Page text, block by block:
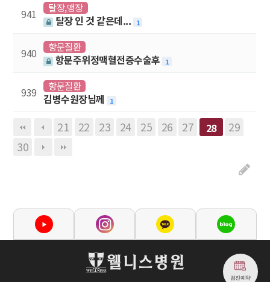
941 탈장,맹장
탈장 인 것 같은데... 1
940 항문질환
항문주위정맥혈전증수술후 1
939 항문질환
김병수원장님께 1
21 22 23 24 25 26 27 28
29
30
검진예약